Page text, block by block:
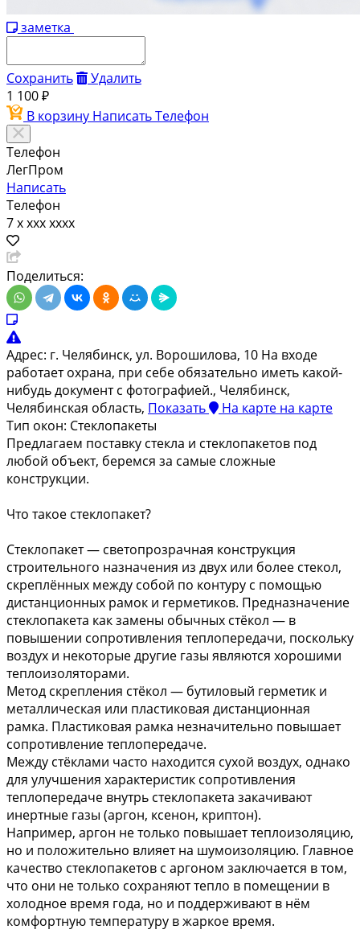
заметка
Сохранить
Удалить
1 100 ₽
В корзину НаписатьТелефон
Телефон
ЛегПром
Написать
Телефон
7 x xxx xxxx
Поделиться:
Адрес: г. Челябинск, ул. Ворошилова, 10 На входе
работает охрана, при себе обязательно иметь какой-
нибудь документ с фотографией., Челябинск,
Челябинская область, Показать На карте на карте
Тип окон: Стеклопакеты
Предлагаем поставку стекла и стеклопакетов под
любой объект, беремся за самые сложные
конструкции.
Что такое стеклопакет?
Стеклопакет — светопрозрачная конструкция
строительного назначения из двух или более стекол,
скреплённых между собой по контуру с помощью
дистанционных рамок и герметиков. Предназначение
стеклопакета как замены обычных стёкол — в
повышении сопротивления теплопередачи, поскольку
воздух и некоторые другие газы являются хорошими
теплоизоляторами.
Метод скрепления стёкол — бутиловый герметик и
металлическая или пластиковая дистанционная
рамка. Пластиковая рамка незначительно повышает
сопротивление теплопередаче.
Между стёклами часто находится сухой воздух, однако
для улучшения характеристик сопротивления
теплопередаче внутрь стеклопакета закачивают
инертные газы (аргон, ксенон, криптон).
Например, аргон не только повышает теплоизоляцию,
но и положительно влияет на шумоизоляцию. Главное
качество стеклопакетов с аргоном заключается в том,
что они не только сохраняют тепло в помещении в
холодное время года, но и поддерживают в нём
комфортную температуру в жаркое время.